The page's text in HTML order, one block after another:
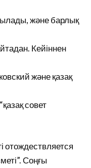
және барлық
Кейіннен
және қазақ
совет
отождествляется
Соңғы